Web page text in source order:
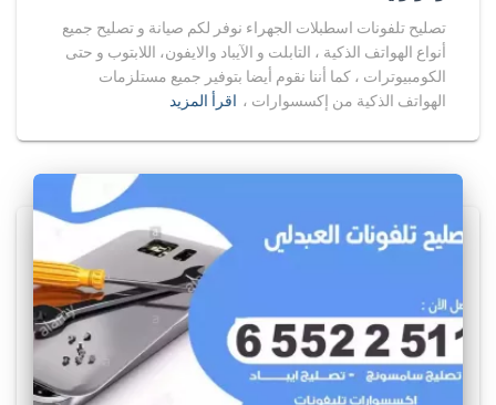
تصليح تلفونات اسطبلات الجهراء نوفر لكم صيانة و تصليح جميع
أنواع الهواتف الذكية ، التابلت و الآيباد والايفون، اللابتوب و حتى
الكومبيوترات ، كما أننا نقوم أيضا بتوفير جميع مستلزمات
الهواتف الذكية من إكسسوارات ، اقرأ المزيد